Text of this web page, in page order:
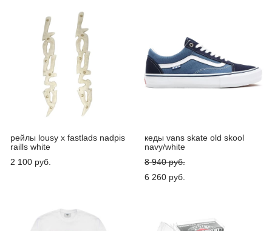
рейлы lousy x fastlads nadpis
raills white
2 100 pуб.
кеды vans skate old skool
navy/white
8 940 pуб.
6 260 pуб.